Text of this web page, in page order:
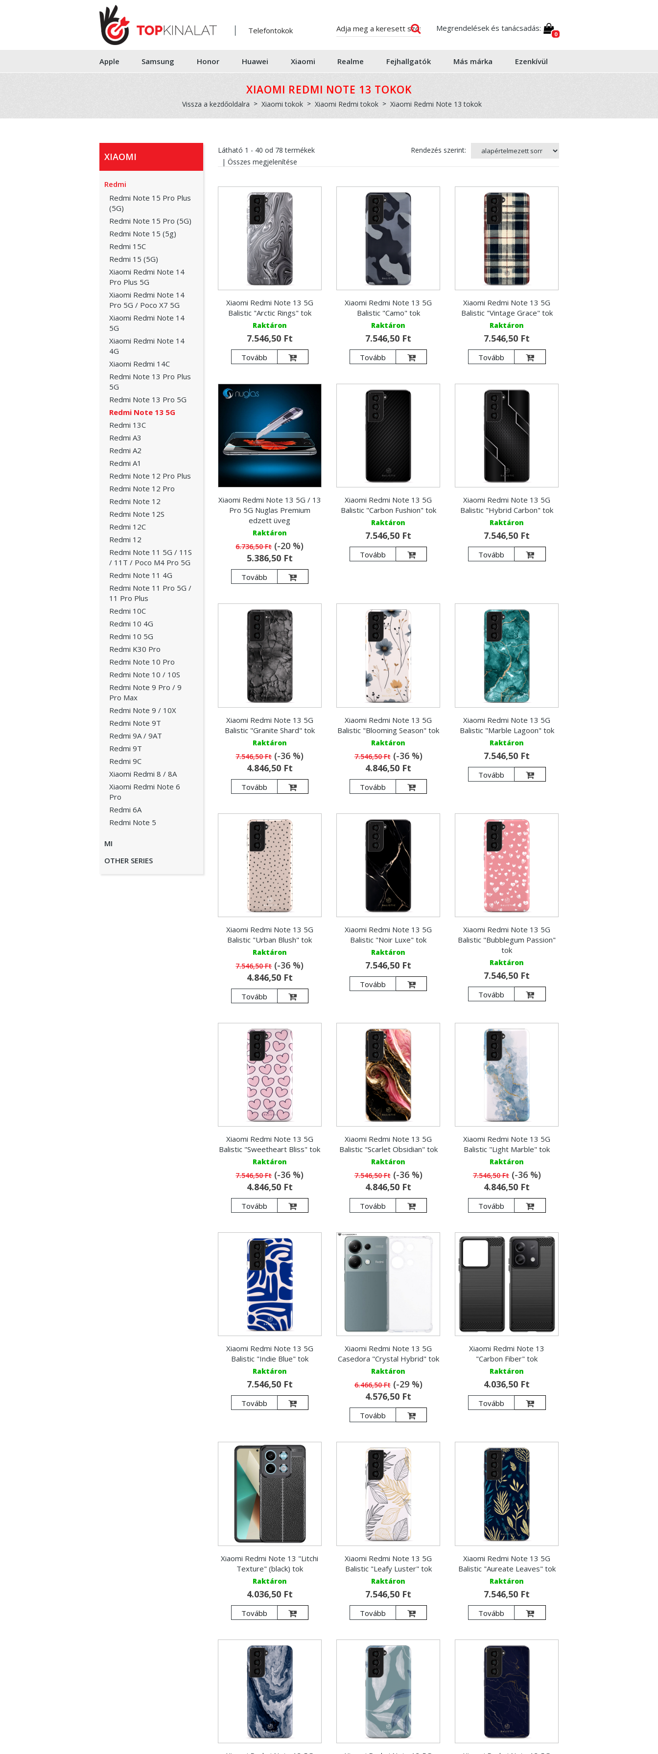
Telefontokok Megrendelések és tanácsadás:
0
Apple Samsung Honor Huawei Xiaomi Realme Fejhallgatók Más márka Ezenkívül
XIAOMI REDMI NOTE 13 TOKOK
Vissza a kezdőoldalra Xiaomi tokok Xiaomi Redmi tokok Xiaomi Redmi Note 13 tokok
XIAOMI
Redmi
Redmi Note 15 Pro Plus
(5G)
Redmi Note 15 Pro (5G)
Redmi Note 15 (5g)
Redmi 15C
Redmi 15 (5G)
Xiaomi Redmi Note 14
Pro Plus 5G
Xiaomi Redmi Note 14
Pro 5G / Poco X7 5G
Xiaomi Redmi Note 14
5G
Xiaomi Redmi Note 14
4G
Xiaomi Redmi 14C
Redmi Note 13 Pro Plus
5G
Redmi Note 13 Pro 5G
Redmi Note 13 5G
Redmi 13C
Redmi A3
Redmi A2
Redmi A1
Redmi Note 12 Pro Plus
Redmi Note 12 Pro
Redmi Note 12
Redmi Note 12S
Redmi 12C
Redmi 12
Redmi Note 11 5G / 11S
/ 11T / Poco M4 Pro 5G
Redmi Note 11 4G
Redmi Note 11 Pro 5G /
11 Pro Plus
Redmi 10C
Redmi 10 4G
Redmi 10 5G
Redmi K30 Pro
Redmi Note 10 Pro
Redmi Note 10 / 10S
Redmi Note 9 Pro / 9
Pro Max
Redmi Note 9 / 10X
Redmi Note 9T
Redmi 9A / 9AT
Redmi 9T
Redmi 9C
Xiaomi Redmi 8 / 8A
Xiaomi Redmi Note 6
Pro
Redmi 6A
Redmi Note 5
MI
OTHER SERIES
Látható 1 - 40 od 78 termékek
| Összes megjelenítése
Rendezés szerint:
Xiaomi Redmi Note 13 5G
Balistic "Arctic Rings" tok
Raktáron
7.546,50 Ft
Tovább
Xiaomi Redmi Note 13 5G
Balistic "Camo" tok
Raktáron
7.546,50 Ft
Tovább
Xiaomi Redmi Note 13 5G
Balistic "Vintage Grace" tok
Raktáron
7.546,50 Ft
Tovább
Xiaomi Redmi Note 13 5G / 13
Pro 5G Nuglas Premium
edzett üveg
Raktáron
6.736,50 Ft(-20 %)
5.386,50 Ft
Tovább
Xiaomi Redmi Note 13 5G
Balistic "Carbon Fushion" tok
Raktáron
7.546,50 Ft
Tovább
Xiaomi Redmi Note 13 5G
Balistic "Hybrid Carbon" tok
Raktáron
7.546,50 Ft
Tovább
Xiaomi Redmi Note 13 5G
Balistic "Granite Shard" tok
Raktáron
7.546,50 Ft(-36 %)
4.846,50 Ft
Tovább
Xiaomi Redmi Note 13 5G
Balistic "Blooming Season" tok
Raktáron
7.546,50 Ft(-36 %)
4.846,50 Ft
Tovább
Xiaomi Redmi Note 13 5G
Balistic "Marble Lagoon" tok
Raktáron
7.546,50 Ft
Tovább
Xiaomi Redmi Note 13 5G
Balistic "Urban Blush" tok
Raktáron
7.546,50 Ft(-36 %)
4.846,50 Ft
Tovább
Xiaomi Redmi Note 13 5G
Balistic "Noir Luxe" tok
Raktáron
7.546,50 Ft
Tovább
Xiaomi Redmi Note 13 5G
Balistic "Bubblegum Passion"
tok
Raktáron
7.546,50 Ft
Tovább
Xiaomi Redmi Note 13 5G
Balistic "Sweetheart Bliss" tok
Raktáron
7.546,50 Ft(-36 %)
4.846,50 Ft
Tovább
Xiaomi Redmi Note 13 5G
Balistic "Scarlet Obsidian" tok
Raktáron
7.546,50 Ft(-36 %)
4.846,50 Ft
Tovább
Xiaomi Redmi Note 13 5G
Balistic "Light Marble" tok
Raktáron
7.546,50 Ft(-36 %)
4.846,50 Ft
Tovább
Xiaomi Redmi Note 13 5G
Balistic "Indie Blue" tok
Raktáron
7.546,50 Ft
Tovább
Xiaomi Redmi Note 13 5G
Casedora "Crystal Hybrid" tok
Raktáron
6.466,50 Ft(-29 %)
4.576,50 Ft
Tovább
Xiaomi Redmi Note 13
"Carbon Fiber" tok
Raktáron
4.036,50 Ft
Tovább
Xiaomi Redmi Note 13 "Litchi
Texture" (black) tok
Raktáron
4.036,50 Ft
Tovább
Xiaomi Redmi Note 13 5G
Balistic "Leafy Luster" tok
Raktáron
7.546,50 Ft
Tovább
Xiaomi Redmi Note 13 5G
Balistic "Aureate Leaves" tok
Raktáron
7.546,50 Ft
Tovább